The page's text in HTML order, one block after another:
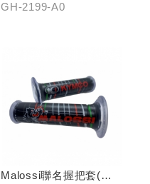
GH-2199-A0
Malossi聯名握把套(有